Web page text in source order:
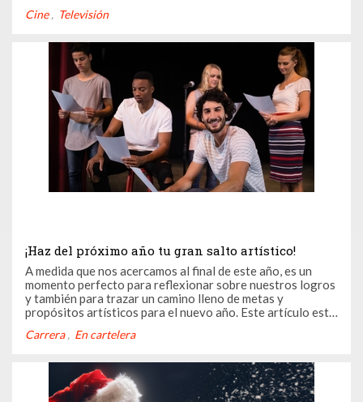
Cine Televisión
¡Haz del próximo año tu gran salto artístico!
A medida que nos acercamos al final de este año, es un
momento perfecto para reflexionar sobre nuestros logros
y también para trazar un camino lleno de metas y
propósitos artísticos para el nuevo año. Este artículo está
cantantes, músicos y artistas que forman parte de esta
Carrera En cartelera